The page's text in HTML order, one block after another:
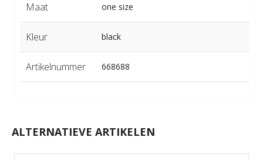
Maat one size
Kleur black
Artikelnummer 668688
ALTERNATIEVE ARTIKELEN